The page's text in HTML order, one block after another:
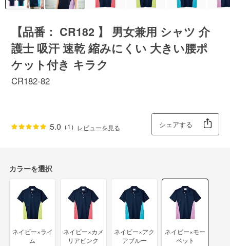
【品番： CR182 】 男女兼用 シャツ 介
護士 吸汗 速乾 縮みにくい 大きい腰ポ
ケット付き キラク
CR182-82
5.0 （1） レビューを見る シェアする
カラーを選択
ネイビー×ライ
ム
ネイビー×カメ
リアピンク
ネイビー×アク
アブルー
ネイビー×モー
ベット